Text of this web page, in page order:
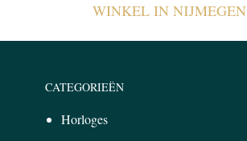
WINKEL IN NIJMEGEN
CATEGORIEËN
Horloges